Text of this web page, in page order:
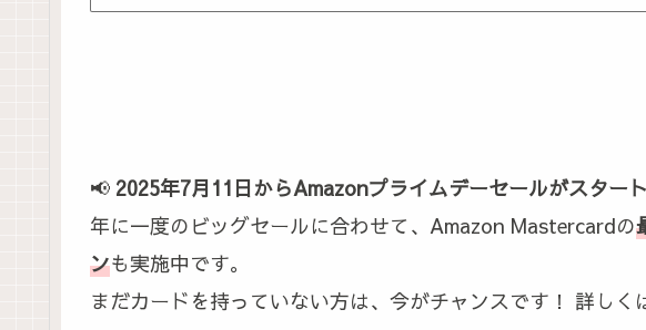
📢 2025年7月11日からAmazonプライムデーセールがスタート
年に一度のビッグセールに合わせて、Amazon Mastercardの
ンも実施中です。
まだカードを持っていない方は、今がチャンスです！ 詳し